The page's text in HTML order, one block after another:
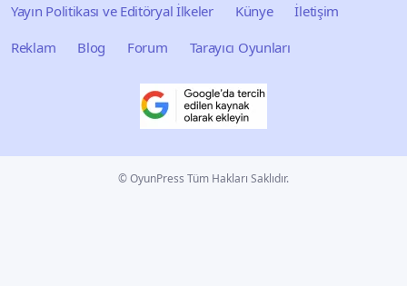
Yayın Politikası ve Editöryal İlkeler
Künye
İletişim
Reklam
Blog Forum Tarayıcı Oyunları
© OyunPress Tüm Hakları Saklıdır.